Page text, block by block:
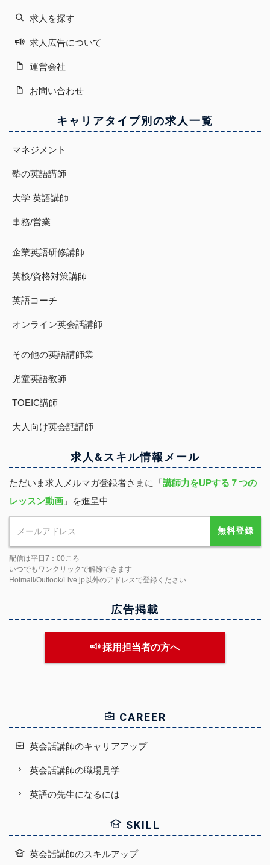
求人を探す
求人広告について
運営会社
お問い合わせ
キャリアタイプ別の求人一覧
マネジメント
塾の英語講師
大学 英語講師
事務/営業
企業英語研修講師
英検/資格対策講師
英語コーチ
オンライン英会話講師
その他の英語講師業
児童英語教師
TOEIC講師
大人向け英会話講師
求人&スキル情報 メール
ただいま求人メルマガ登録者さまに「講師力をUPする７つの
レッスン動画 」を進呈中
無料登録
配信は平日7：00ころ
いつでもワンクリックで解除できます
Hotmail/Outlook/Live.jp以外のアドレスで登録ください
広告掲載
採用担当者の方へ
CAREER
英会話講師のキャリアアップ
英会話講師の職場見学
英語の先生になるには
SKILL
英会話講師のスキルアップ